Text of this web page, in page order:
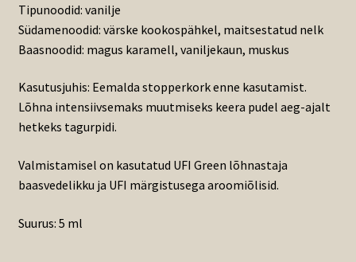
Tipunoodid: vanilje
Südamenoodid: värske kookospähkel, maitsestatud nelk
Baasnoodid: magus karamell, vaniljekaun, muskus
Kasutusjuhis: Eemalda stopperkork enne kasutamist.
Lõhna intensiivsemaks muutmiseks keera pudel aeg-ajalt
hetkeks tagurpidi.
Valmistamisel on kasutatud UFI Green lõhnastaja
baasvedelikku ja UFI märgistusega aroomiõlisid.
Suurus: 5 ml